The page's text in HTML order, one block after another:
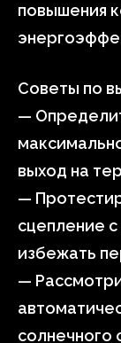
повышения
Советы по
—
выход на
—
сцепление
избежать
—
солнечного